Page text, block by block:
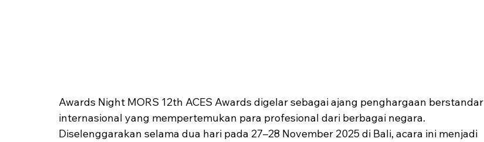
Awards Night MORS 12th ACES Awards digelar sebagai ajang penghargaan berstandar
internasional yang mempertemukan para profesional dari berbagai negara.
Diselenggarakan selama dua hari pada 27–28 November 2025 di Bali, acara ini menjadi